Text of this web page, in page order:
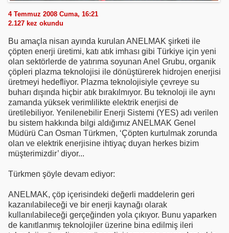
4 Temmuz 2008 Cuma, 16:21
2.127 kez okundu
Bu amaçla nisan ayında kurulan ANELMAK şirketi ile
çöpten enerji üretimi, katı atık imhası gibi Türkiye için yeni
olan sektörlerde de yatırıma soyunan Anel Grubu, organik
çöpleri plazma teknolojisi ile dönüştürerek hidrojen enerjisi
üretmeyi hedefliyor. Plazma teknolojisiyle çevreye su
buharı dışında hiçbir atık bırakılmıyor. Bu teknoloji ile aynı
zamanda yüksek verimlilikte elektrik enerjisi de
üretilebiliyor. Yenilenebilir Enerji Sistemi (YES) adı verilen
bu sistem hakkında bilgi aldığımız ANELMAK Genel
Müdürü Can Osman Türkmen, ‘Çöpten kurtulmak zorunda
olan ve elektrik enerjisine ihtiyaç duyan herkes bizim
müşterimizdir’ diyor...
Türkmen şöyle devam ediyor:
ANELMAK, çöp içerisindeki değerli maddelerin geri
kazanılabileceği ve bir enerji kaynağı olarak
kullanılabileceği gerçeğinden yola çıkıyor. Bunu yaparken
de kanıtlanmış teknolojiler üzerine bina edilmiş ileri